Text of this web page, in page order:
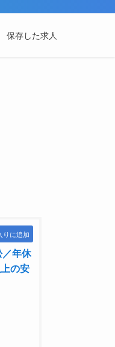
保存した求人
りに追加
／年休
の安